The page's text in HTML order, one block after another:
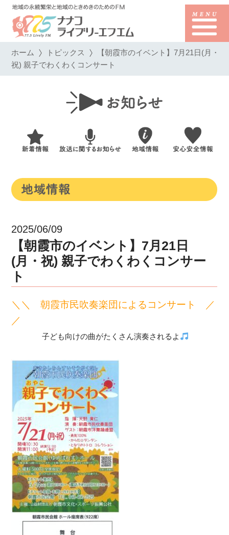
ホーム トピックス 【朝霞市のイベント】7月21日(月・
祝) 親子でわくわくコンサート
2025/06/09
【朝霞市のイベント】7月21日
(月・祝) 親子でわくわくコンサー
ト
＼＼ 朝霞市民吹奏楽団によるコンサート ／
／
子ども向けの曲がたくさん演奏されるよ